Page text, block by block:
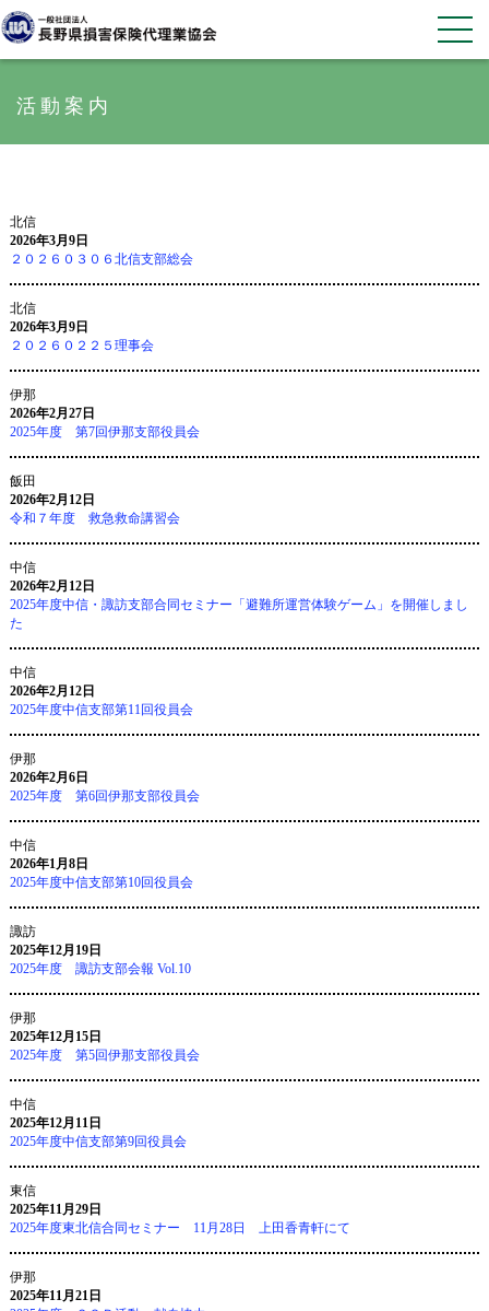
活動案内
北信
2026年3月9日
２０２６０３０６北信支部総会
北信
2026年3月9日
２０２６０２２５理事会
伊那
2026年2月27日
2025年度 第7回伊那支部役員会
飯田
2026年2月12日
令和７年度 救急救命講習会
中信
2026年2月12日
2025年度中信・諏訪支部合同セミナー「避難所運営体験ゲーム」を開催しまし
た
中信
2026年2月12日
2025年度中信支部第11回役員会
伊那
2026年2月6日
2025年度 第6回伊那支部役員会
中信
2026年1月8日
2025年度中信支部第10回役員会
諏訪
2025年12月19日
2025年度 諏訪支部会報 Vol.10
伊那
2025年12月15日
2025年度 第5回伊那支部役員会
中信
2025年12月11日
2025年度中信支部第9回役員会
東信
2025年11月29日
2025年度東北信合同セミナー 11月28日 上田香青軒にて
伊那
2025年11月21日